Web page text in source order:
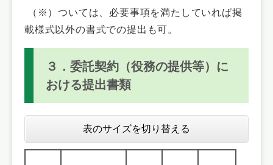
（※）ついては、必要事項を満たしていれば掲
載様式以外の書式での提出も可。
３．委託契約（役務の提供等）に
おける提出書類
表のサイズを切り替える